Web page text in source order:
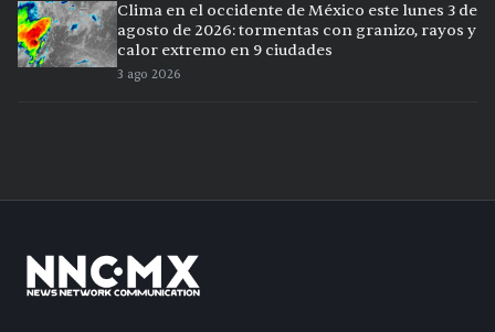
Clima en el occidente de México este lunes 3 de
agosto de 2026: tormentas con granizo, rayos y
calor extremo en 9 ciudades
3 ago 2026